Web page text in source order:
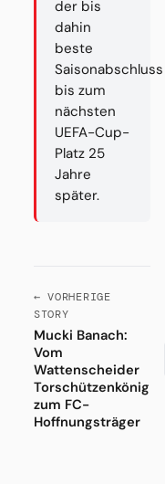
der bis
dahin
beste
Saisonabschluss
bis zum
nächsten
UEFA-Cup-
Platz 25
Jahre
später.
← VORHERIGE
STORY
Mucki Banach:
Vom
Wattenscheider
Torschützenkönig
zum FC-
Hoffnungsträger